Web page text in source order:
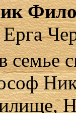
се­мье